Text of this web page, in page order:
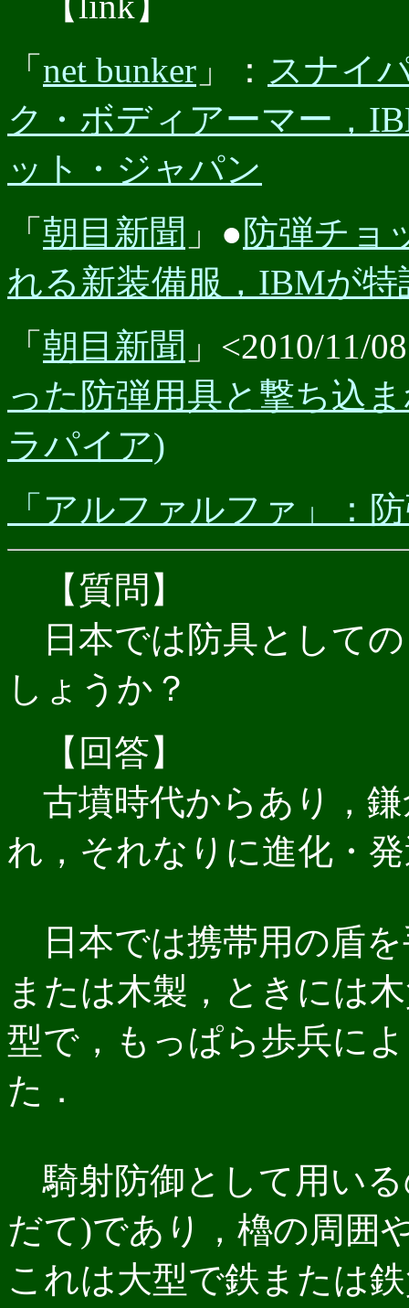
「 net bunker 」： スナイ
ク・ボディアーマー，
ット・ジャパン
「 朝目新聞 」●防弾チョ
れる新装備服，IBM
「 朝目新聞 」<2010/11/
った防弾用具と撃ち
ラパイア)
「アルファルファ」：
【質問 】
日本では防具として
しょうか？
【回答】
古墳時代からあり，
れ，それなりに進化・
日本では携帯用の盾
または木製，ときには
型で，もっぱら歩兵に
た．
騎射防御として用い
だて)であり，櫓の周囲
これは大型で鉄または